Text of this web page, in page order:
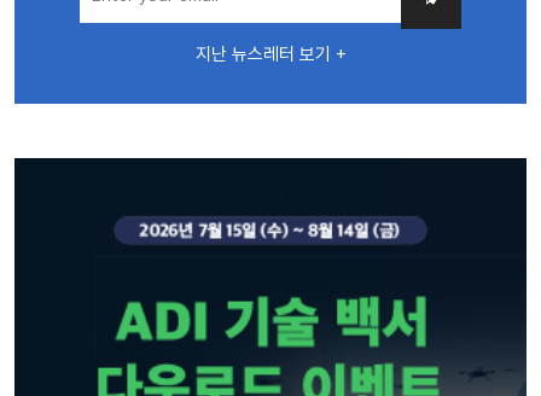
지난 뉴스레터 보기 +